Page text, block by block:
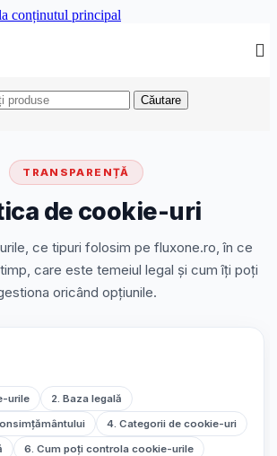
conținutul principal
Căutare
TRANSPARENȚĂ
de cookie-uri
ce tipuri folosim pe fluxone.ro, în ce
care este temeiul legal și cum îți poți
oricând opțiunile.
urile
2. Baza legală
4. Categorii de cookie-uri
6. Cum poți controla cookie-urile